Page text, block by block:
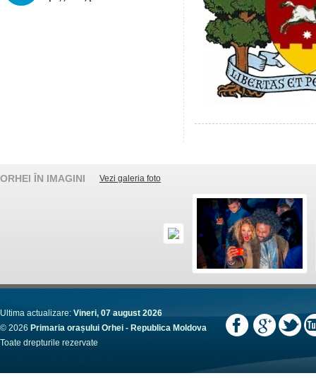
ORHEI ÎN IMAGINI Vezi galeria foto
Ultima actualizare: Vineri, 07 august 2026
© 2026 Primaria orașului Orhei - Republica Moldova
Toate drepturile rezervate